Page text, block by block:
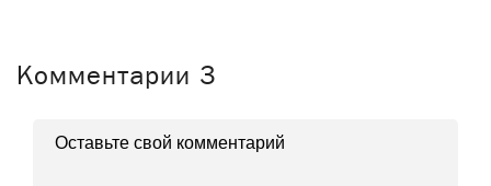
Комментарии 3